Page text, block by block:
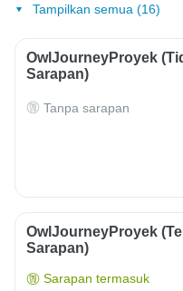
Tampilkan semua (16)
OwlJourneyProyek
Sarapan)
Tanpa sarapan
OwlJourneyProyek
Sarapan)
Sarapan termasuk